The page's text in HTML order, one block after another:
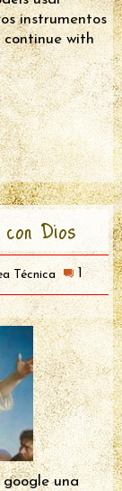
instrumentos
continue with
Dios
Técnica 1
una